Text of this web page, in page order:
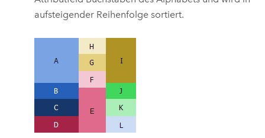
aufsteigender Reihenfolge sortiert.